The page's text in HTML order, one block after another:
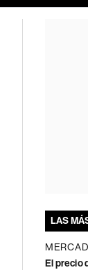
LAS
El precio